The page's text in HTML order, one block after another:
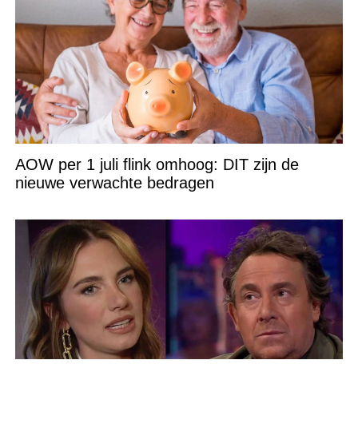
AOW per 1 juli flink omhoog: DIT zijn de
nieuwe verwachte bedragen